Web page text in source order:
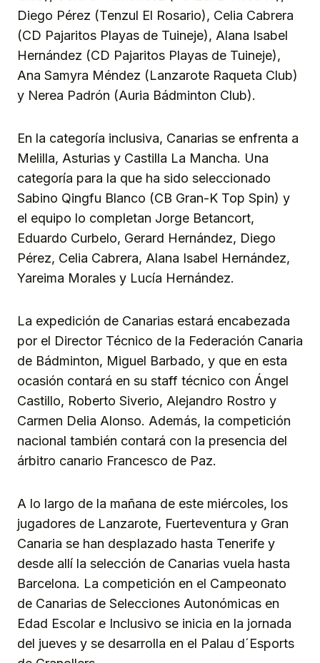
Diego Pérez (Tenzul El Rosario), Celia Cabrera
(CD Pajaritos Playas de Tuineje), Alana Isabel
Hernández (CD Pajaritos Playas de Tuineje),
Ana Samyra Méndez (Lanzarote Raqueta Club)
y Nerea Padrón (Auria Bádminton Club).
En la categoría inclusiva, Canarias se enfrenta a
Melilla, Asturias y Castilla La Mancha. Una
categoría para la que ha sido seleccionado
Sabino Qingfu Blanco (CB Gran-K Top Spin) y
el equipo lo completan Jorge Betancort,
Eduardo Curbelo, Gerard Hernández, Diego
Pérez, Celia Cabrera, Alana Isabel Hernández,
Yareima Morales y Lucía Hernández.
La expedición de Canarias estará encabezada
por el Director Técnico de la Federación Canaria
de Bádminton, Miguel Barbado, y que en esta
ocasión contará en su staff técnico con Ángel
Castillo, Roberto Siverio, Alejandro Rostro y
Carmen Delia Alonso. Además, la competición
nacional también contará con la presencia del
árbitro canario Francesco de Paz.
A lo largo de la mañana de este miércoles, los
jugadores de Lanzarote, Fuerteventura y Gran
Canaria se han desplazado hasta Tenerife y
desde allí la selección de Canarias vuela hasta
Barcelona. La competición en el Campeonato
de Canarias de Selecciones Autonómicas en
Edad Escolar e Inclusivo se inicia en la jornada
del jueves y se desarrolla en el Palau d´Esports